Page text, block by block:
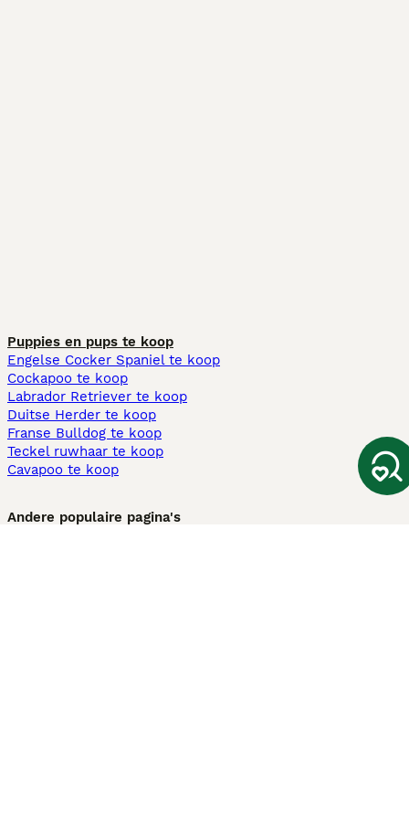
Puppies en pups te koop
Engelse Cocker Spaniel te koop
Cockapoo te koop
Labrador Retriever te koop
Duitse Herder te koop
Franse Bulldog te koop
Teckel ruwhaar te koop
Cavapoo te koop
Andere populaire pagina's